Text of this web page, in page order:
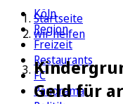
Köln
Region
Freizeit
Restaurants
FC
Panorama
Startseite
wir helfen
Geld für